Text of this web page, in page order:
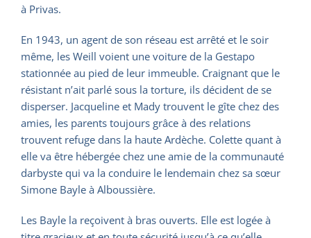
à Privas.
En 1943, un agent de son réseau est arrêté et le soir
même, les Weill voient une voiture de la Gestapo
stationnée au pied de leur immeuble. Craignant que le
résistant n’ait parlé sous la torture, ils décident de se
disperser. Jacqueline et Mady trouvent le gîte chez des
amies, les parents toujours grâce à des relations
trouvent refuge dans la haute Ardèche. Colette quant à
elle va être hébergée chez une amie de la communauté
darbyste qui va la conduire le lendemain chez sa sœur
Simone Bayle à Alboussière.
Les Bayle la reçoivent à bras ouverts. Elle est logée à